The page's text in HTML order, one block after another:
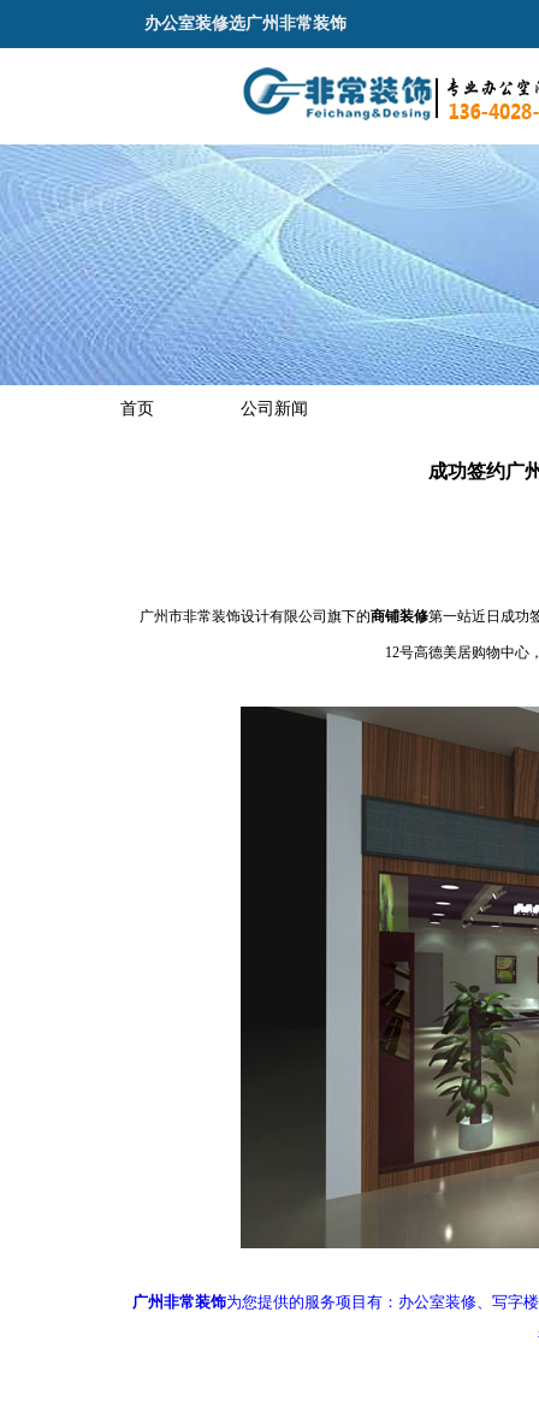
办公室装修选广州非常装饰
首页 公司新闻
成功签约广
广州市非常装饰设计有限公司旗下的商铺装修第一站近日成功
12号高德美居购物中心
广州非常装饰为您提供的服务项目有：办公室装修、写字